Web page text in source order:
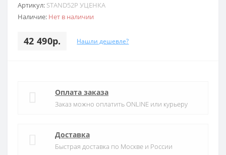
Артикул: STAND52P УЦЕНКА
Наличие: Нет в наличии
42 490р. Нашли дешевле?
Оплата заказа
Заказ можно оплатить ONLINE или курьеру
Доставка
Быстрая доставка по Москве и России